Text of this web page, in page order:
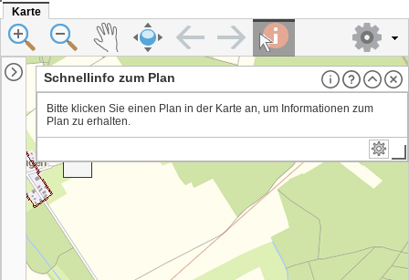
Karte
+Vergrößern
−Verkleinern
Suchen
Planauskunft
Bebauungspläne
DOP - Niedersachsen (LGLN)
Hintergrundkarte BASEMAP.DE
WMS DE BASEMAP.DE WEB RASTER
Schnellinfo zum Plan
Bitte klicken Sie einen Plan in der Karte an, um Informationen zum
Plan zu erhalten.